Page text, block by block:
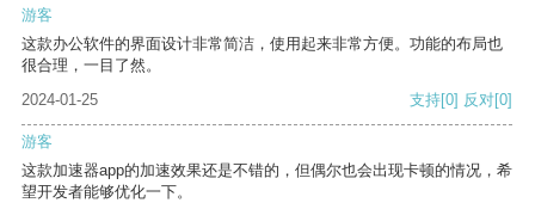
游客
这款办公软件的界面设计非常简洁，使用起来非常方便。功能的布局也
很合理，一目了然。
2024-01-25
支持[0] 反对[0]
游客
这款加速器app的加速效果还是不错的，但偶尔也会出现卡顿的情况，希
望开发者能够优化一下。